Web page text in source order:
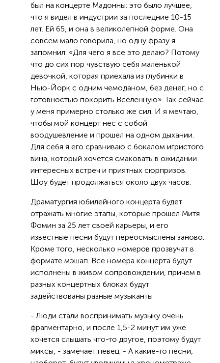
был на концерте Мадонны: это было лучшее,
что я видел в индустрии за последние 10-15
лет. Ей 65, и она в великолепной форме. Она
совсем мало говорила, но одну фразу я
запомнил: «Для чего я все это делаю? Потому
что до сих пор чувствую себя маленькой
девочкой, которая приехала из глубинки в
Нью-Йорк с одним чемоданом, без денег, но с
готовностью покорить Вселенную». Так сейчас
у меня примерно столько же сил. И я мечтаю,
чтобы мой концерт нес с собой
воодушевление и прошел на одном дыхании.
Для себя я его сравниваю с бокалом игристого
вина, который хочется смаковать в ожидании
интересных встреч и приятных сюрпризов.
Шоу будет продолжаться около двух часов.
Драматургия юбилейного концерта будет
отражать многие этапы, которые прошел Митя
Фомин за 25 лет своей карьеры, и его
известные песни будут переосмыслены заново.
Кроме того, несколько номеров прозвучат в
формате мэшап. Все номера концерта будут
исполнены в живом сопровождении, причем в
разных концертных блоках будут
задействованы разные музыканты
- Люди стали воспринимать музыку очень
фрагментарно, и после 1,5-2 минут им уже
хочется слышать что-то другое, поэтому будут
миксы, - замечает певец. - А какие-то песни,